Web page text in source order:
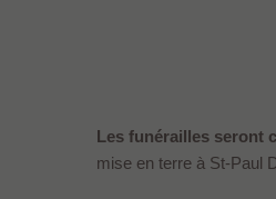
Les funérailles seront
mise en terre à St-Paul